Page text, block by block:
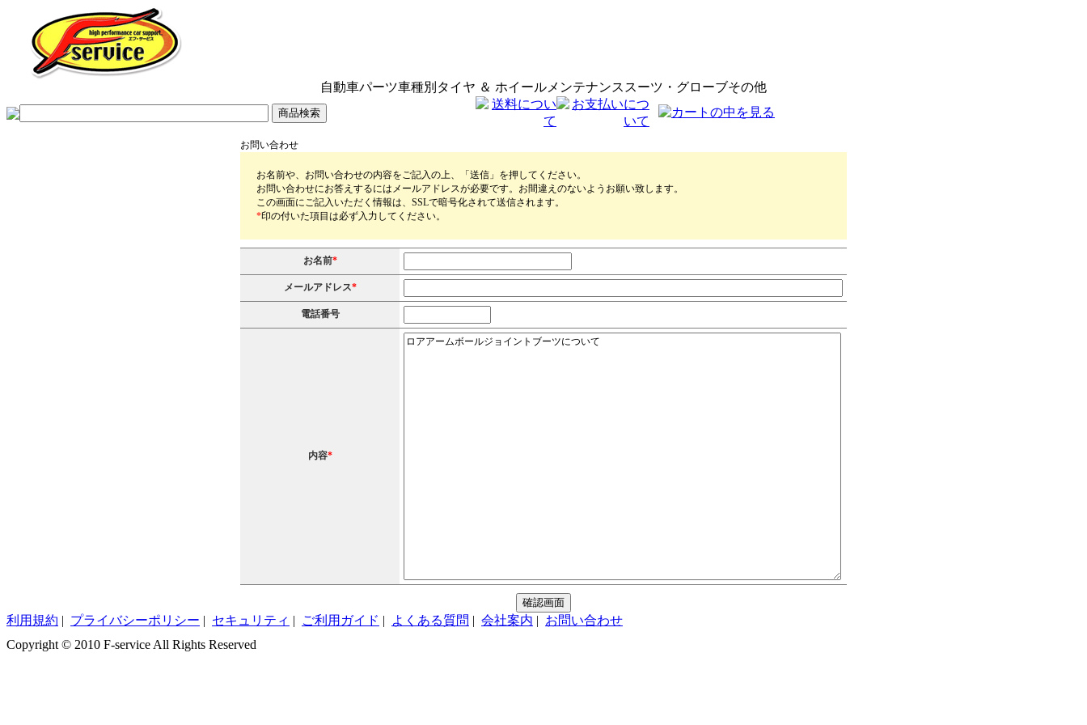
自動車パーツ車種別 タイヤ ＆ ホイール メンテナンス スーツ・グローブその他
お問い合わせ
お名前や、お問い合わせの内容をご記入の上、「送信」を押してください。
お問い合わせにお答えするにはメールアドレスが必要です。お間違えのないようお願い致します。
この画面にご記入いただく情報は、SSLで暗号化されて送信されます。
*印の付いた項目は必ず入力してください。
お名前*
メールアドレス*
電話番号
内容*
利用規約 | プライバシーポリシー | セキュリティ | ご利用ガイド | よくある質問 | 会社案内 | お問い合わせ
Copyright © 2010 F-service All Rights Reserved